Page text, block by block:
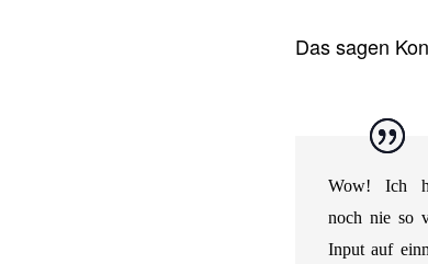
Das sagen
Wow! Ich
noch nie so
Input auf